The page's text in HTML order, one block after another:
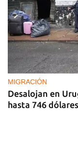
MIGRACIÓN
Desalojan en
hasta 746